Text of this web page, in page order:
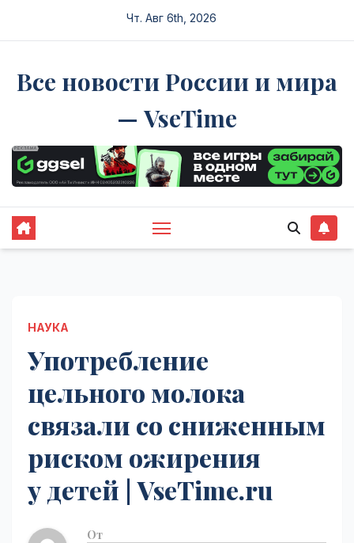
Чт. Авг 6th, 2026
Все новости России и мира
— VseTime
НАУКА
Употребление
цельного молока
связали со сниженным
риском ожирения
у детей | VseTime.ru
От